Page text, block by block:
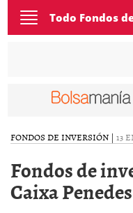
Toggle
navigation
Todo Fondos
FONDOS DE INVERSIÓN | 13
Fondos de
Caixa Penedes